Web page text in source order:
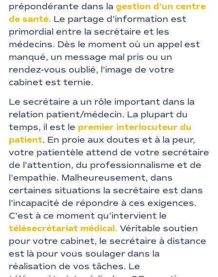
prépondérante dans la gestion d’un centre
de santé.Le partage d’information est
primordial entre la secrétaire et les
médecins. Dès le moment où un appel est
manqué, un message mal pris ou un
rendez-vous oublié, l’image de votre
cabinet est ternie.
Le secrétaire a un rôle important dans la
relation patient/médecin. La plupart du
temps, il est le premier interlocuteur du
patient. En proie aux doutes et à la peur,
votre patientèle attend de votre secrétaire
de l’attention, du professionnalisme et de
l’empathie. Malheureusement, dans
certaines situations la secrétaire est dans
l’incapacité de répondre à ces exigences.
C’est à ce moment qu’intervient le
télésecrétariat médical.Véritable soutien
pour votre cabinet, le secrétaire à distance
est là pour vous soulager dans la
réalisation de vos tâches. Le